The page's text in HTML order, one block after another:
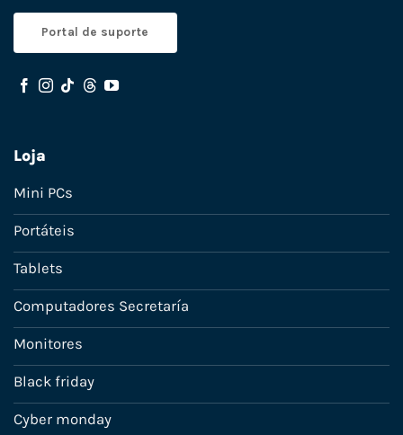
Portal de suporte
Loja
Mini PCs
Portáteis
Tablets
Computadores Secretaría
Monitores
Black friday
Cyber monday